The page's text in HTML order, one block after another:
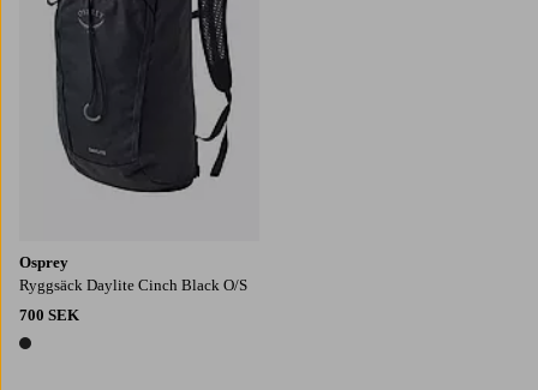
Osprey
Ryggsäck Daylite Cinch Black O/S
700 SEK
1 färg